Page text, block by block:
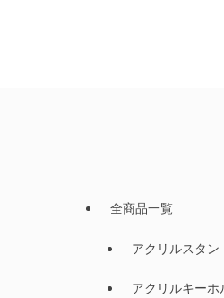
全商品一覧
アクリルスタン
アクリルキーホ